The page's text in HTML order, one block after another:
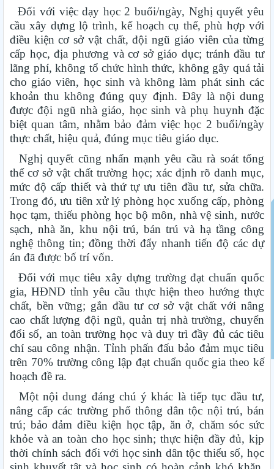
Đối với việc dạy học 2 buổi/ngày, Nghị quyết yêu
cầu xây dựng lộ trình, kế hoạch cụ thể, phù hợp với
điều kiện cơ sở vật chất, đội ngũ giáo viên của từng
cấp học, địa phương và cơ sở giáo dục; tránh đầu tư
lãng phí, không tổ chức hình thức, không gây quá tải
cho giáo viên, học sinh và không làm phát sinh các
khoản thu không đúng quy định. Đây là nội dung
được đội ngũ nhà giáo, học sinh và phụ huynh đặc
biệt quan tâm, nhằm bảo đảm việc học 2 buổi/ngày
thực chất, hiệu quả, đúng mục tiêu giáo dục.
Nghị quyết cũng nhấn mạnh yêu cầu rà soát tổng
thể cơ sở vật chất trường học; xác định rõ danh mục,
mức độ cấp thiết và thứ tự ưu tiên đầu tư, sửa chữa.
Trong đó, ưu tiên xử lý phòng học xuống cấp, phòng
học tạm, thiếu phòng học bộ môn, nhà vệ sinh, nước
sạch, nhà ăn, khu nội trú, bán trú và hạ tầng công
nghệ thông tin; đồng thời đẩy nhanh tiến độ các dự
án đã được bố trí vốn.
Đối với mục tiêu xây dựng trường đạt chuẩn quốc
gia, HĐND tỉnh yêu cầu thực hiện theo hướng thực
chất, bền vững; gắn đầu tư cơ sở vật chất với nâng
cao chất lượng đội ngũ, quản trị nhà trường, chuyển
đổi số, an toàn trường học và duy trì đầy đủ các tiêu
chí sau công nhận. Tỉnh phấn đấu bảo đảm mục tiêu
trên 70% trường công lập đạt chuẩn quốc gia theo kế
hoạch đề ra.
Một nội dung đáng chú ý khác là tiếp tục đầu tư,
nâng cấp các trường phổ thông dân tộc nội trú, bán
trú; bảo đảm điều kiện học tập, ăn ở, chăm sóc sức
khỏe và an toàn cho học sinh; thực hiện đầy đủ, kịp
thời chính sách đối với học sinh dân tộc thiểu số, học